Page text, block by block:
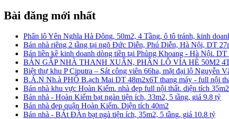
Bài đăng mới nhất
Phân lô Yên Nghĩa Hà Đông, 50m2, 4 Tầng, ô tô tránh, kinh
Bán nhà riêng 2 tầng tại ngõ Đức Diễn, Phú Diễn, Hà Nội, DT
Bán liền kề kinh doanh dòng tiền tại Phùng Khoang - Hà Nội. DT
BÁN GẤP NHÀ THANH XUÂN, PHÂN LÔ VỈA HÈ 50M2
Biệt thự khu P Ciputra – Sát công viên 66ha, mặt đại lộ Nguyễn
B.Á.N Nh.à PHỐ B.ạch Mai DT 48m2x6T thang máy - full nội
Bán nhà khu vực Hoàn Kiếm. nhà đẹp full nội thất. diện tích 35m2
Bán nhà - Hoàn Kiếm bạt ngàn tiện ích, 33m2, 5 tầng, giá 9.8 tỷ
Bán nhà đẹp quận Hoàn Kiếm. Diện tích 40m2
Bán nhà - BÁt ĐÀn bạt ngà tiện ích, 35m2, 5 tầng, giá 10.8 tỷ